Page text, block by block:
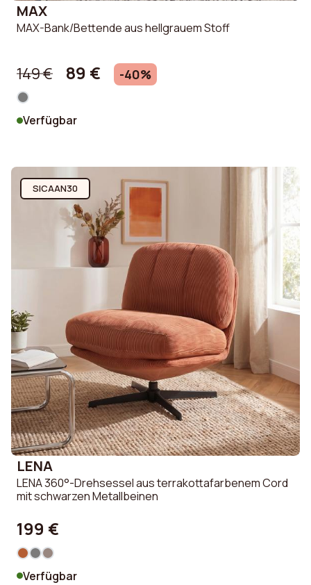
MAX
MAX-Bank/Bettende aus hellgrauem Stoff
149 € 89 € -40%
Verfügbar
SICAAN30
LENA
LENA 360°-Drehsessel aus terrakottafarbenem Cord
mit schwarzen Metallbeinen
199 €
Verfügbar